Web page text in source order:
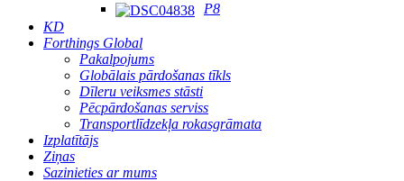
P8
KD
Forthings Global
Pakalpojums
Globālais pārdošanas tīkls
Dīleru veiksmes stāsti
Pēcpārdošanas serviss
Transportlīdzekļa rokasgrāmata
Izplatītājs
Ziņas
Sazinieties ar mums